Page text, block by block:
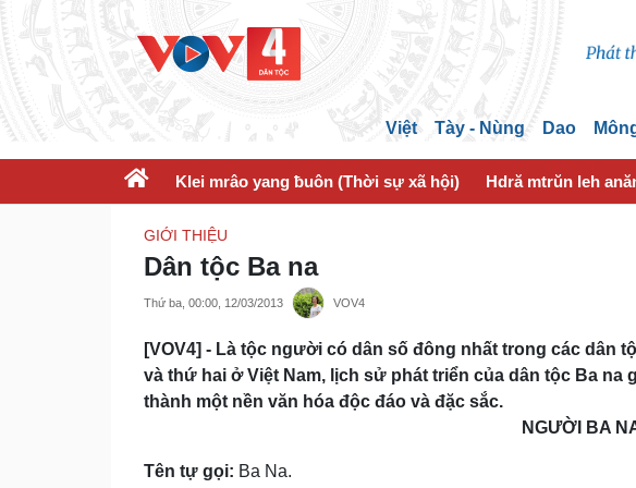
Việt Tày - Nùng Dao
Klei mrâo yang ƀuôn (Thời sự xã hội) Hdră mtrŭn leh
GIỚI THIỆU
Dân tộc Ba na
Thứ ba, 00:00, 12/03/2013 VOV4
[VOV4] - Là tộc người có dân số đông nhất trong các dân
và thứ hai ở Việt Nam, lịch sử phát triển của dân tộc Ba na
thành một nền văn hóa độc đáo và đặc sắc.
NGƯỜI BA
Tên tự gọi: Ba Na.